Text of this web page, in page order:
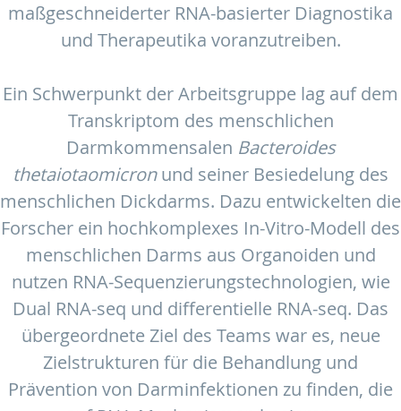
maßgeschneiderter RNA-basierter Diagnostika
und Therapeutika voranzutreiben.
Ein Schwerpunkt der Arbeitsgruppe lag auf dem
Transkriptom des menschlichen
Darmkommensalen Bacteroides
thetaiotaomicronund seiner Besiedelung des
menschlichen Dickdarms. Dazu entwickelten die
Forscher ein hochkomplexes In-Vitro-Modell des
menschlichen Darms aus Organoiden und
nutzen RNA-Sequenzierungstechnologien, wie
Dual RNA-seq und differentielle RNA-seq. Das
übergeordnete Ziel des Teams war es, neue
Zielstrukturen für die Behandlung und
Prävention von Darminfektionen zu finden, die